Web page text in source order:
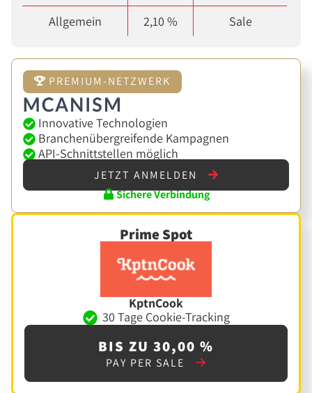
Allgemein
2,10 % Sale
PREMIUM-NETZWERK
Innovative Technologien
Branchenübergreifende Kampagnen
API-Schnittstellen möglich
JETZT ANMELDEN
Sichere Verbindung
Prime Spot
KptnCook
30 Tage Cookie-Tracking
BIS ZU 30,00 %
PAY PER SALE